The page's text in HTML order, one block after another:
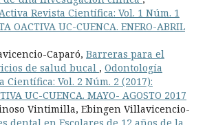
Revista Científica: Vol. 1 Núm. 1
OACTIVA UC-CUENCA. ENERO-ABRIL
Caparó, Barreras para el
de salud bucal , Odontología
Científica: Vol. 2 Núm. 2 (2017):
UC-CUENCA. MAYO- AGOSTO 2017
Vintimilla, Ebingen Villavicencio-